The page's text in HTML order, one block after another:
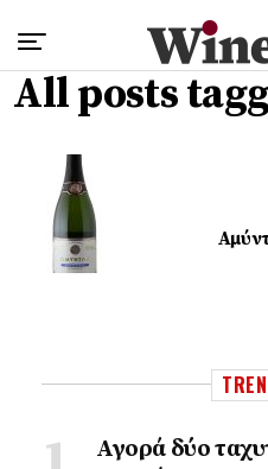
All posts
Αγορά δύο